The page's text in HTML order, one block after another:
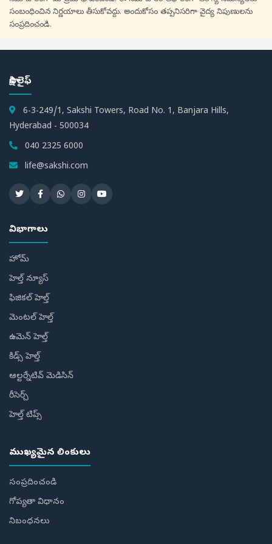
సంబంధించిన నిర్ణయాలు తీసుకోవద్దు. అందుకోసం తప్పనిసరిగా వైద్య నిపుణులను
సంప్రదించండి.
సాక్షి లైఫ్
6-3-249/1, Sakshi Towers, Road No. 1, Banjara Hills,
Hyderabad - 500034
040 2325 6000
life@sakshi.com
విభాగాలు
హోమ్
హెల్త్ న్యూస్
ఫిజికల్ హెల్త్
మెంటల్ హెల్త్
ఉమెన్ హెల్త్
కిడ్స్ హెల్త్
ఆల్టర్నేటివ్ మెడిసిన్
రీసెర్చ్
హెల్త్‌ టిప్స్‌
ముఖ్యమైన లింకులు
సంప్రదించండి
గోప్యతా విధానం
నిబంధనలు